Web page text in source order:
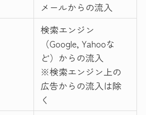
メールからの流入
検索エンジン
（Google, Yahooな
ど）からの流入
※検索エンジン上の
広告からの流入は除
く